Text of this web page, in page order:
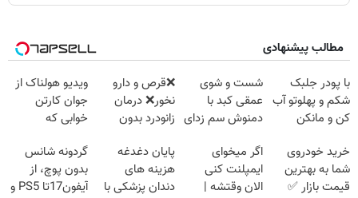
مطالب پیشنهادی
با پودر جلبک
شکم و پهلوتو آب
کن و مانکن
امشب)
شست و شوی
عمقی کبد با
دمنوش سم زدای
❌قرص‌ و دارو
نخور❌ درمان
زانودرد بدون
ویدیو هولناک از
جوان کارتن
خوابی که
آموزش رایگان
خرید خودروی
شما به بهترین
قیمت بازار ✅
اگر میخوای
ایمپلنت کنی
الان وقتشه |
پایان دغدغه
هزینه های
دندان پزشکی با
گردونه شانس
بدون پوچ، از
آیفون17تا PS5 و